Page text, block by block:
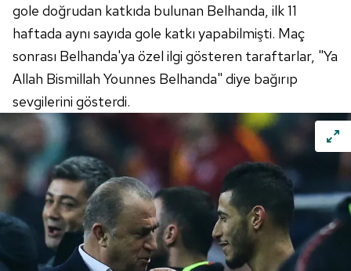
gole doğrudan katkıda bulunan Belhanda, ilk 11
haftada aynı sayıda gole katkı yapabilmişti. Maç
sonrası Belhanda'ya özel ilgi gösteren taraftarlar, "Ya
Allah Bismillah Younnes Belhanda" diye bağırıp
sevgilerini gösterdi.